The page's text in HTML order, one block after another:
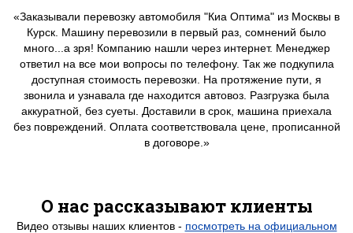
«Заказывали перевозку автомобиля "Киа Оптима" из Москвы в
Курск. Машину перевозили в первый раз, сомнений было
много...а зря! Компанию нашли через интернет. Менеджер
ответил на все мои вопросы по телефону. Так же подкупила
доступная стоимость перевозки. На протяжение пути, я
звонила и узнавала где находится автовоз. Разгрузка была
аккуратной, без суеты. Доставили в срок, машина приехала
без повреждений. Оплата соответствовала цене, прописанной
в договоре.»
О нас рассказывают клиенты
Видео отзывы наших клиентов - посмотреть на официальном